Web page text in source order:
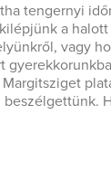
tengernyi
a
vagy